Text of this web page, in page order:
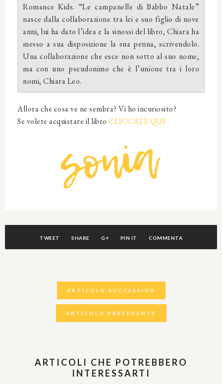
Romance Kids. “Le campanelle di Babbo Natale”
nasce dalla collaborazione tra lei e suo figlio di nove
anni, lui ha dato l’idea e la sinossi del libro, Chiara ha
messo a sua disposizione la sua penna, scrivendolo.
Una collaborazione che esce non sotto al suo nome,
ma con uno pseudonimo che è l’unione tra i loro
nomi, Chiara Leo.
Allora che cosa ve ne sembra? Vi ho incuriosito?
Se volete acquistare il libro CLICCATE QUI
TWEET SHARE G+ PIN IT COMMENTA
ARTICOLO SUCCESSIVO
ARTICOLO PRECEDENTE
ARTICOLI CHE POTREBBERO
INTERESSARTI